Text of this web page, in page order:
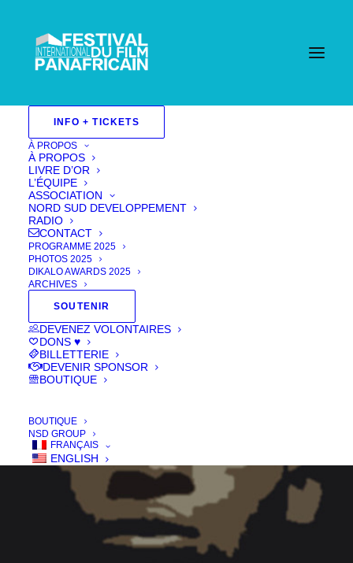
INFO + TICKETS
À PROPOS
À PROPOS
LIVRE D’OR
L’ÉQUIPE
ASSOCIATION
NORD SUD DEVELOPPEMENT
RADIO
CONTACT
PROGRAMME 2025
PHOTOS 2025
DIKALO AWARDS 2025
ARCHIVES
SOUTENIR
DEVENEZ VOLONTAIRES
DONS ♥
BILLETTERIE
DEVENIR SPONSOR
BOUTIQUE
BOUTIQUE
NSD GROUP
FRANÇAIS
ENGLISH
Life!